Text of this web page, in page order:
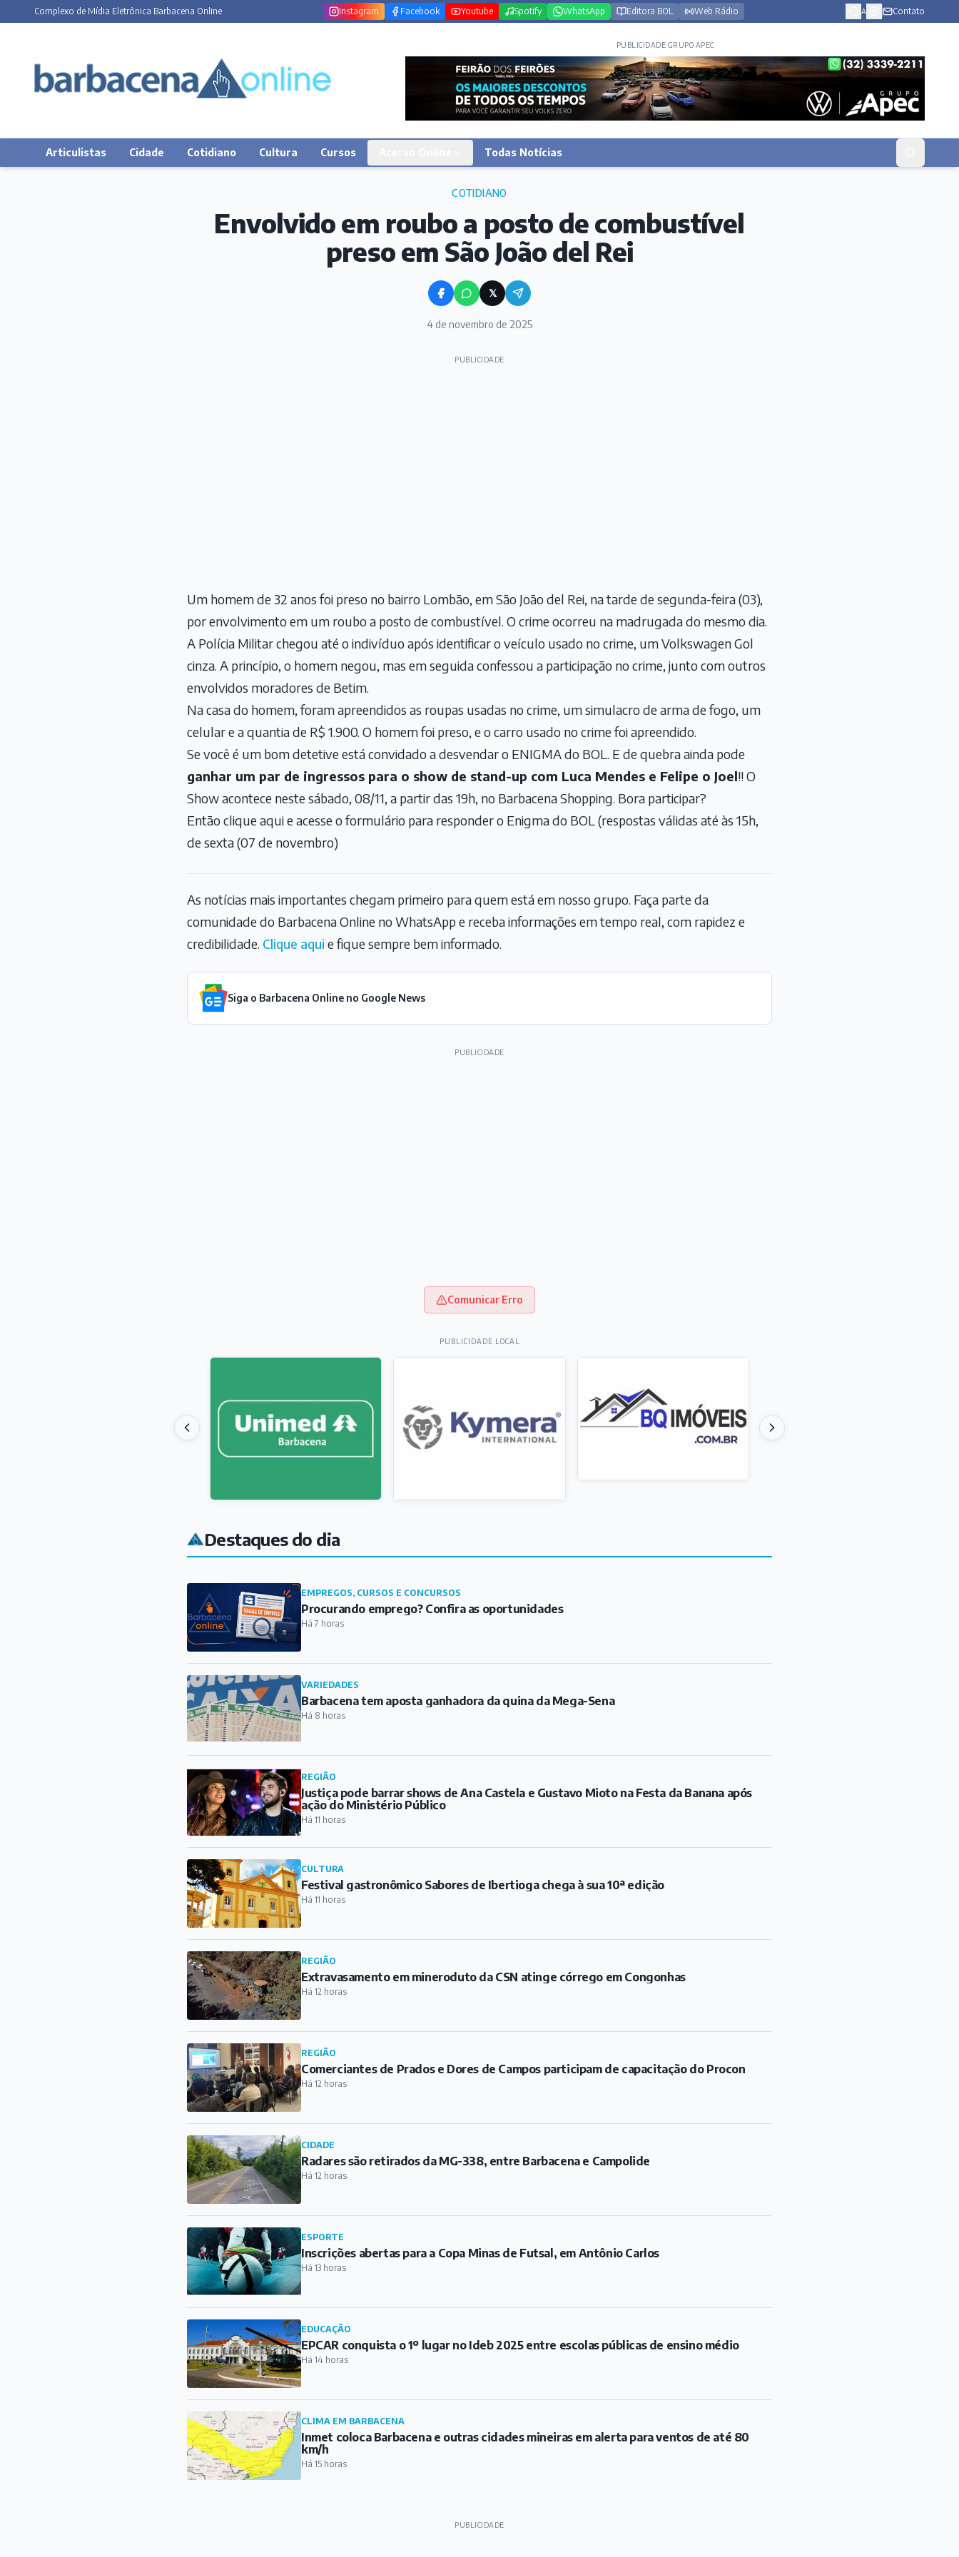
Complexo de Mídia Eletrônica Barbacena Online Instagram Facebook Youtube Spotify WhatsApp Editora BOL Web Rádio A Contato
PUBLICIDADE GRUPO APEC
Articulistas Cidade Cotidiano Cultura Cursos Todas Notícias
COTIDIANO
Envolvido em roubo a posto de combustível
preso em São João del Rei
𝕏
4 de novembro de 2025
PUBLICIDADE
Um homem de 32 anos foi preso no bairro Lombão, em São João del Rei, na tarde de segunda-feira (03),
por envolvimento em um roubo a posto de combustível. O crime ocorreu na madrugada do mesmo dia.
A Polícia Militar chegou até o indivíduo após identificar o veículo usado no crime, um Volkswagen Gol
cinza. A princípio, o homem negou, mas em seguida confessou a participação no crime, junto com outros
envolvidos moradores de Betim.
Na casa do homem, foram apreendidos as roupas usadas no crime, um simulacro de arma de fogo, um
celular e a quantia de R$ 1.900. O homem foi preso, e o carro usado no crime foi apreendido.
Se você é um bom detetive está convidado a desvendar o ENIGMA do BOL. E de quebra ainda pode
ganhar um par de ingressos para o show de stand-up com Luca Mendes e Felipe o Joel!! O
Show acontece neste sábado, 08/11, a partir das 19h, no Barbacena Shopping. Bora participar?
Então clique aqui e acesse o formulário para responder o Enigma do BOL (respostas válidas até às 15h,
de sexta (07 de novembro)
As notícias mais importantes chegam primeiro para quem está em nosso grupo. Faça parte da
comunidade do Barbacena Online no WhatsApp e receba informações em tempo real, com rapidez e
credibilidade. Clique aqui e fique sempre bem informado.
Siga o Barbacena Online no Google News
PUBLICIDADE
Comunicar Erro
PUBLICIDADE LOCAL
Destaques do dia
EMPREGOS, CURSOS E CONCURSOS
Procurando emprego? Confira as oportunidades
Há 7 horas
VARIEDADES
Barbacena tem aposta ganhadora da quina da Mega-Sena
Há 8 horas
REGIÃO
Justiça pode barrar shows de Ana Castela e Gustavo Mioto na Festa da Banana após
ação do Ministério Público
Há 11 horas
CULTURA
Festival gastronômico Sabores de Ibertioga chega à sua 10ª edição
Há 11 horas
REGIÃO
Extravasamento em mineroduto da CSN atinge córrego em Congonhas
Há 12 horas
REGIÃO
Comerciantes de Prados e Dores de Campos participam de capacitação do Procon
Há 12 horas
CIDADE
Radares são retirados da MG-338, entre Barbacena e Campolide
Há 12 horas
ESPORTE
Inscrições abertas para a Copa Minas de Futsal, em Antônio Carlos
Há 13 horas
EDUCAÇÃO
EPCAR conquista o 1º lugar no Ideb 2025 entre escolas públicas de ensino médio
Há 14 horas
CLIMA EM BARBACENA
Inmet coloca Barbacena e outras cidades mineiras em alerta para ventos de até 80
km/h
Há 15 horas
PUBLICIDADE